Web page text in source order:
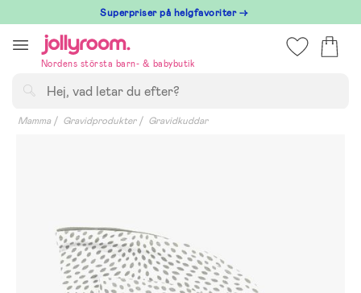
till
innehållet
Superpriser på helgfavoriter →
Nordens största barn- & babybutik
Mamma Gravidprodukter Gravidkuddar